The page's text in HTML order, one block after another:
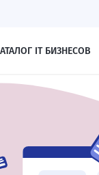
IT БИЗНЕСОВ